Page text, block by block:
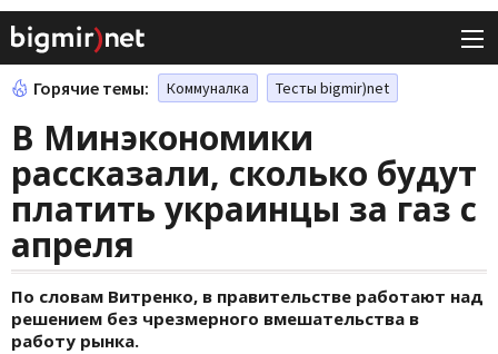
Горячие темы: Коммуналка Тесты bigmir)net
В Минэкономики
рассказали, сколько будут
платить украинцы за газ с
апреля
По словам Витренко, в правительстве работают над
решением без чрезмерного вмешательства в
работу рынка.